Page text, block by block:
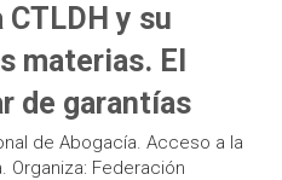
y su
materias. El
de garantías
de Abogacía. Acceso a la
Organiza: Federación